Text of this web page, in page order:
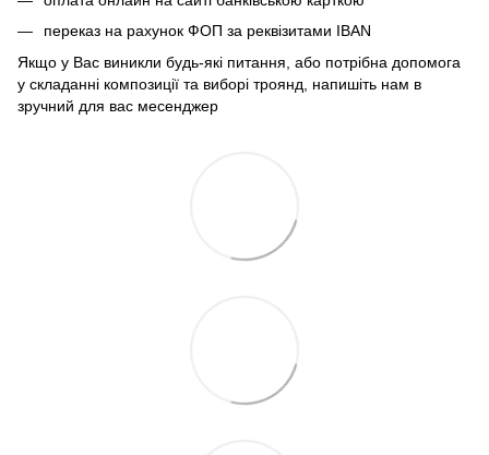
переказ на рахунок ФОП за реквізитами IBAN
Якщо у Вас виникли будь-які питання, або потрібна допомога
у складанні композиції та виборі троянд, напишіть нам в
зручний для вас месенджер